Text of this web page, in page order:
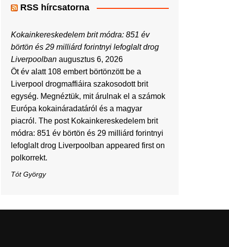
RSS hírcsatorna
Kokainkereskedelem brit módra: 851 év
börtön és 29 milliárd forintnyi lefoglalt drog
Liverpoolban augusztus 6, 2026
Öt év alatt 108 embert börtönzött be a
Liverpool drogmaffiáira szakosodott brit
egység. Megnéztük, mit árulnak el a számok
Európa kokaináradatáról és a magyar
piacról. The post Kokainkereskedelem brit
módra: 851 év börtön és 29 milliárd forintnyi
lefoglalt drog Liverpoolban appeared first on
polkorrekt.
Tót György